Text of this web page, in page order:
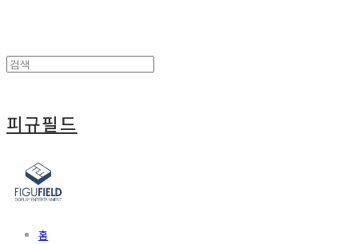
피규필드
홈